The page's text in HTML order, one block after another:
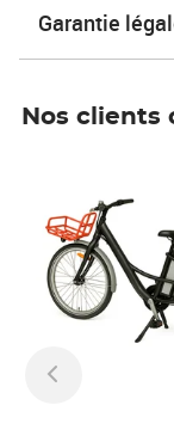
Garantie
Nos clients